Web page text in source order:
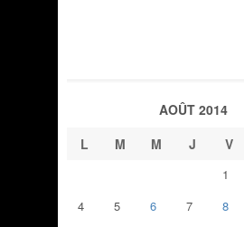
AOÛT 2014
L
M M J V
1
4
5 6 7 8